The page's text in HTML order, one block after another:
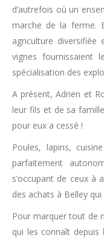
d’autrefois où un
marche de la ferme.
agriculture diversifiée
vignes fournissaient
spécialisation des
A présent, Adrien et
leur fils et de sa
pour eux a cessé !
Poules, lapins,
parfaitement
s’occupant de ceux à
des achats à Belley
Pour marquer tout de
qui les connaît depuis